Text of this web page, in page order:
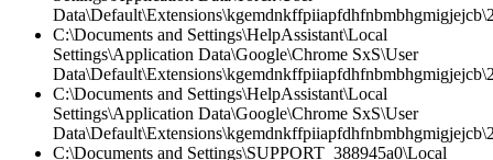
C:\Documents and Settings\HelpAssistant\Local
Settings\Application Data\Google\Chrome SxS\User
C:\Documents and Settings\HelpAssistant\Local
Settings\Application Data\Google\Chrome SxS\User
C:\Documents and Settings\SUPPORT_388945a0\Local